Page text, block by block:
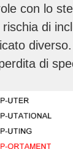
con lo
di
di